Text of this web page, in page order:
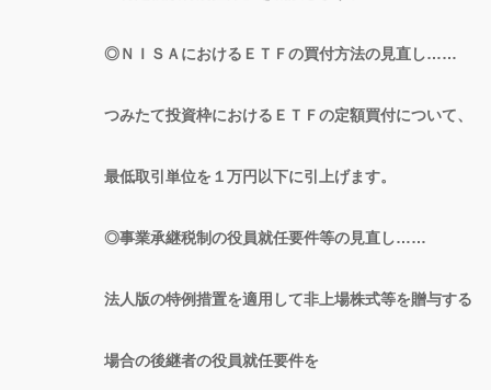
◎ＮＩＳＡにおけるＥＴＦの買付方法の見直し……
つみたて投資枠におけるＥＴＦの定額買付について、
最低取引単位を１万円以下に引上げます。
◎事業承継税制の役員就任要件等の見直し……
法人版の特例措置を適用して非上場株式等を贈与する
場合の後継者の役員就任要件を